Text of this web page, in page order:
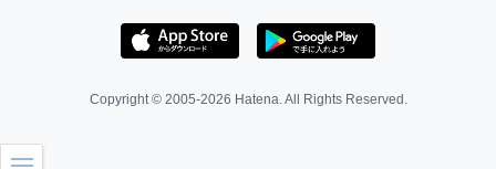
Copyright © 2005-2026 Hatena. All Rights Reserved.